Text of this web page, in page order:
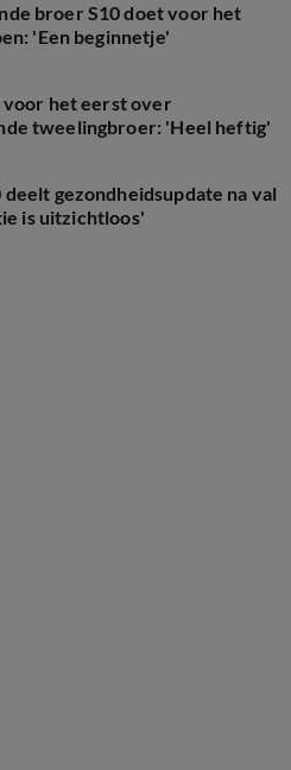
broer S10 doet voor het
'Een beginnetje'
voor het eerst over
tweelingbroer: 'Heel heftig'
gezondheidsupdate na val
is uitzichtloos'